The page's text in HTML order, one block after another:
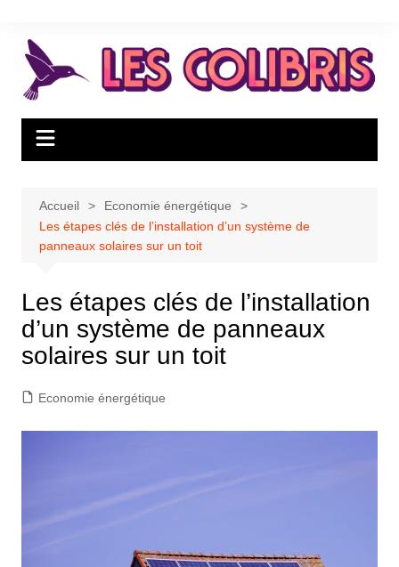
contenu
Accueil
Economie énergétique
Les étapes clés de l’installation d’un système de
panneaux solaires sur un toit
Les étapes clés de l’installation
d’un système de panneaux
solaires sur un toit
Economie énergétique